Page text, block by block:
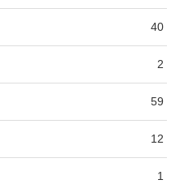
40
2
59
12
1